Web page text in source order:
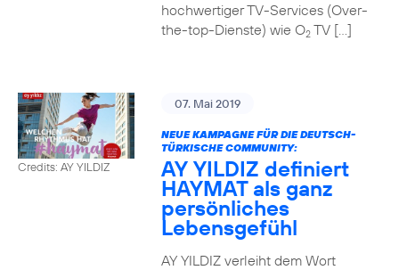
hochwertiger TV-Services (Over-
the-top-Dienste) wie O2TV […]
Credits: AY YILDIZ
07. Mai 2019
NEUE KAMPAGNE FÜR DIE DEUTSCH-
TÜRKISCHE COMMUNITY:
AY YILDIZ definiert
HAYMAT als ganz
persönliches
Lebensgefühl
AY YILDIZ verleiht dem Wort